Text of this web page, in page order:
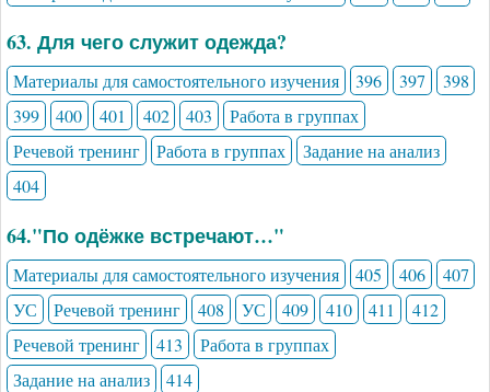
63. Для чего служит одежда?
Материалы для самостоятельного изучения 396 397
398
399
400 401 402 403
Работа в группах
Речевой тренинг
Работа в группах
Задание на анализ
404
64."По одёжке встречают…"
Материалы для самостоятельного изучения 405 406
407
УС
Речевой тренинг 408 УС 409 410 411
412
Речевой тренинг
413
Работа в группах
Задание на анализ
414